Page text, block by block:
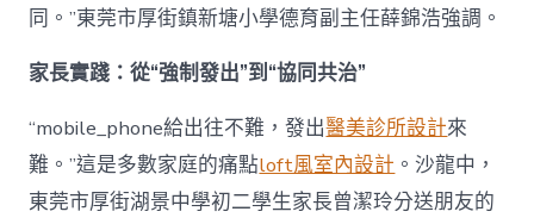
同。”東莞市厚街鎮新塘小學德育副主任薛錦浩強調。
家長實踐：從“強制發出”到“協同共治”
“mobile_phone給出往不難，發出醫美診所設計來
難。”這是多數家庭的痛點loft風室內設計 。沙龍中，
東莞市厚街湖景中學初二學生家長曾潔玲分送朋友的